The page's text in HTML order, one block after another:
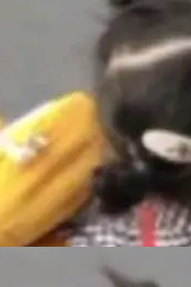
用工
成闭
的轻
感、
U
显著
部纹
文文字
程师
hwc
项都
。」
有 Ub
纠结
rust-
责查
间只
原因
联合
我
过
方更
扩